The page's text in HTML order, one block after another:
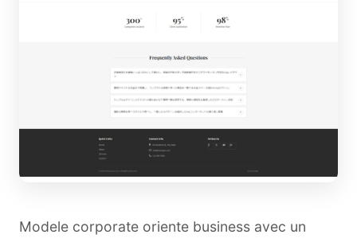
Modele corporate oriente business avec un